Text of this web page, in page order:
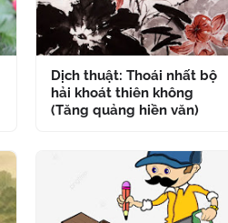
Dịch thuật: Thoái nhất bộ
hải khoát thiên không
(Tăng quảng hiền văn)